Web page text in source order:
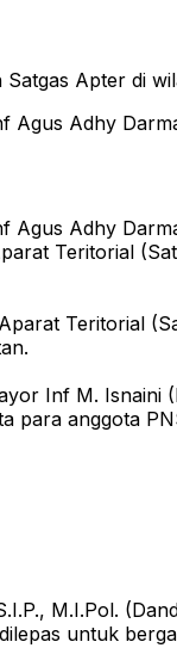
Adhy
Adhy
Teritorial
Teritorial
Inf M.
para anggota
M.I.Pol.
untuk